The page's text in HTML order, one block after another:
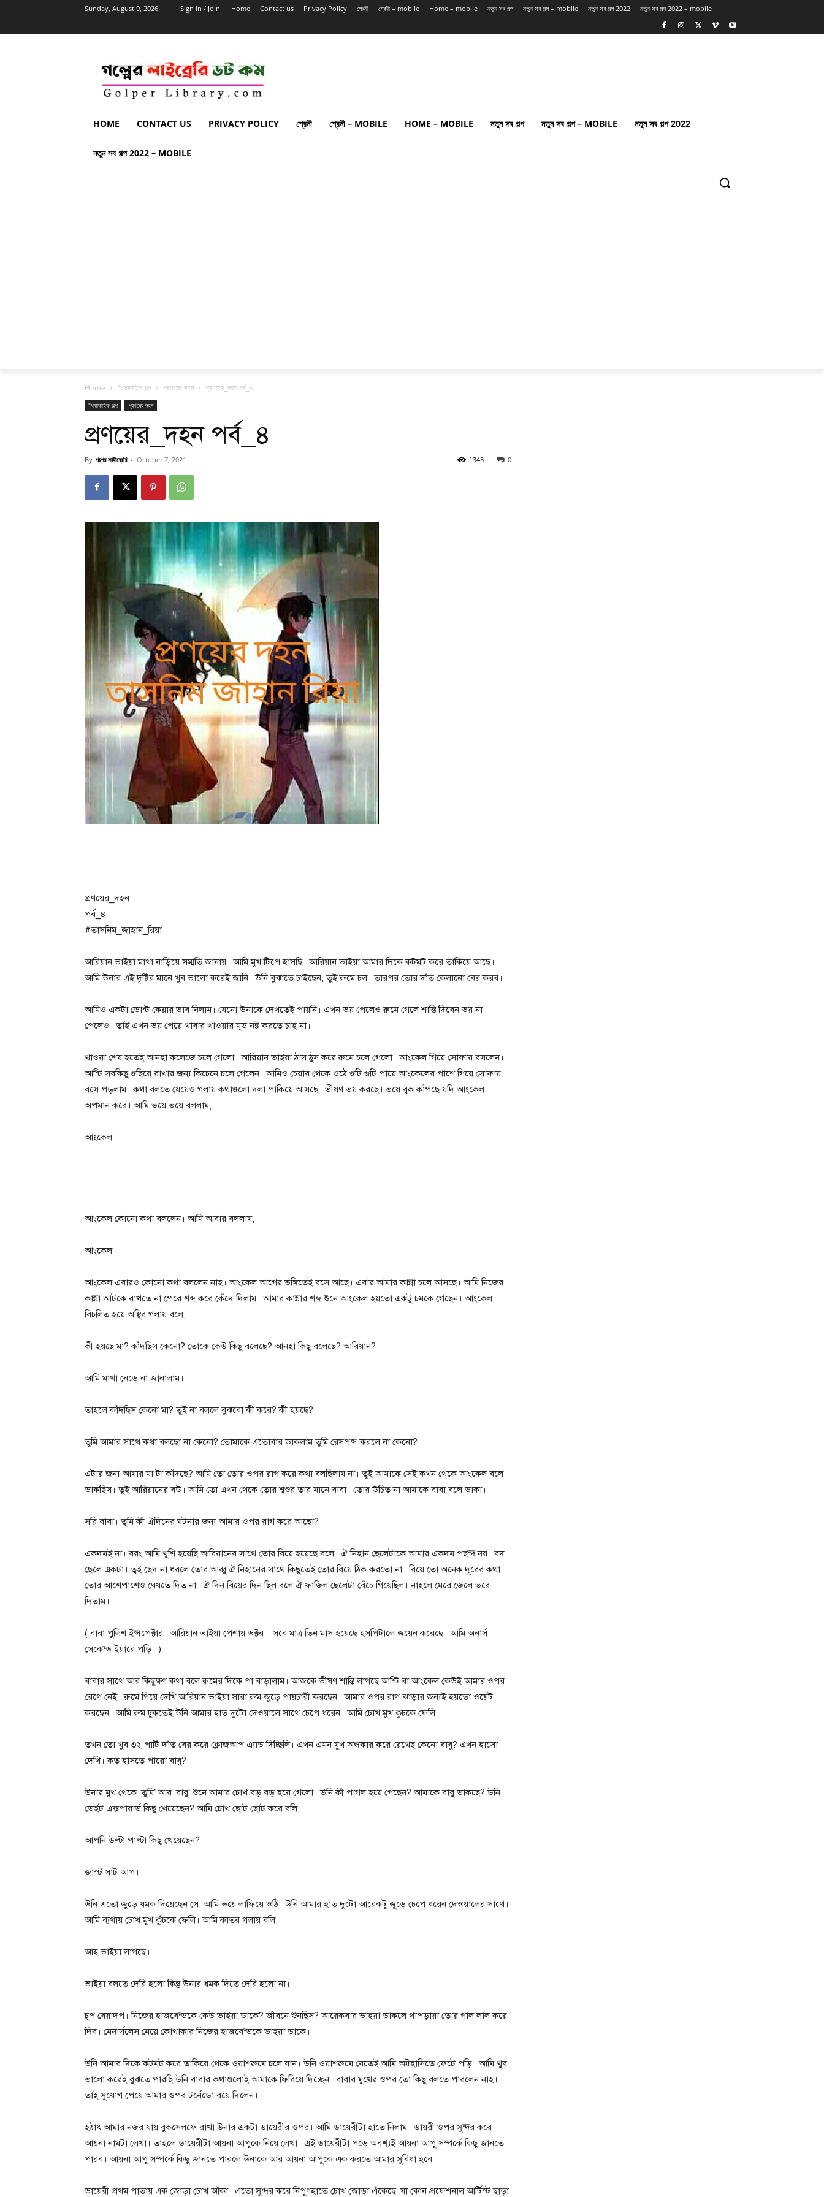
Sunday, August 9, 2026 Sign in / Join Home Contact us Privacy Policy শ্রেনী শ্রেনী – mobile Home – mobile নতুন সব গল্প নতুন সব গল্প – mobile নতুন সব গল্প 2022 নতুন সব গল্প 2022 – mobile
HOME CONTACT US PRIVACY POLICY শ্রেনী শ্রেনী – MOBILE HOME – MOBILE নতুন সব গল্প নতুন সব গল্প – MOBILE নতুন সব গল্প 2022
নতুন সব গল্প 2022 – MOBILE
Home "ধারাবাহিক গল্প প্রণয়ের দহন প্রণয়ের_দহন পর্ব_৪
"ধারাবাহিক গল্প প্রণয়ের দহন
প্রণয়ের_দহন পর্ব_৪
By গল্পের লাইব্রেরি - October 7, 2021 0
1343
প্রণয়ের_দহন
পর্ব_৪
#তাসনিম_জাহান_রিয়া
আরিয়ান ভাইয়া মাথা নাড়িয়ে সম্মতি জানায়। আমি মুখ টিপে হাসছি। আরিয়ান ভাইয়া আমার দিকে কটমট করে তাকিয়ে আছে।
আমি উনার এই দৃষ্টির মানে খুব ভালো করেই জানি। উনি বুঝাতে চাইছেন, তুই রুমে চল। তারপর তোর দাঁত কেলানো বের করব।
আমিও একটা ডোন্ট কেয়ার ভাব নিলাম। যেনো উনাকে দেখতেই পায়নি। এখন ভয় পেলেও রুমে গেলে শাস্তি দিবেন ভয় না
পেলেও। তাই এখন ভয় পেয়ে খাবার খাওয়ার মুড নষ্ট করতে চাই না।
খাওয়া শেষ হতেই আনহা কলেজে চলে গেলো। আরিয়ান ভাইয়া ঠাস ঠুস করে রুমে চলে গেলো। আংকেল গিয়ে সোফায় বসলেন।
আন্টি সবকিছু গুছিয়ে রাখার জন্য কিচেনে চলে গেলেন। আমিও চেয়ার থেকে ওঠে গুটি গুটি পায়ে আংকেলের পাশে গিয়ে সোফায়
বসে পড়লাম। কথা বলতে যেয়েও গলায় কথাগুলো দলা পাকিয়ে আসছে। ভীষণ ভয় করছে। ভয়ে বুক কাঁপছে যদি আংকেল
অপমান করে। আমি ভয়ে ভয়ে বললাম,
আংকেল।
আংকেল কোনো কথা বললেন। আমি আবার বললাম,
আংকেল।
আংকেল এবারও কোনো কথা বললেন নাহ। আংকেল আগের ভঙ্গিতেই বসে আছে। এবার আমার কান্না চলে আসছে। আমি নিজের
কান্না আটকে রাখতে না পেরে শব্দ করে কেঁদে দিলাম। আমার কান্নার শব্দ শুনে আংকেল হয়তো একটু চমকে গেছেন। আংকেল
বিচলিত হয়ে অস্থির গলায় বলে,
কী হয়ছে মা? কাঁদছিস কেনো? তোকে কেউ কিছু বলেছে? আনহা কিছু বলেছে? আরিয়ান?
আমি মাথা নেড়ে না জানালাম।
তাহলে কাঁদছিস কেনো মা? তুই না বললে বুঝবো কী করে? কী হয়ছে?
তুমি আমার সাথে কথা বলছো না কেনো? তোমাকে এতোবার ডাকলাম তুমি রেসপন্স করলে না কেনো?
এটার জন্য আমার মা টা কাঁদছে? আমি তো তোর ওপর রাগ করে কথা বলছিলাম না। তুই আমাকে সেই কখন থেকে আংকেল বলে
ডাকছিস। তুই আরিয়ানের বউ। আমি তো এখন থেকে তোর শ্বশুর তার মানে বাবা। তোর উচিত না আমাকে বাবা বলে ডাকা।
সরি বাবা। তুমি কী ঐদিনের ঘটনার জন্য আমার ওপর রাগ করে আছো?
একদমই না। বরং আমি খুশি হয়েছি আরিয়ানের সাথে তোর বিয়ে হয়েছে বলে। ঐ নিহান ছেলেটাকে আমার একদম পছন্দ নয়। বদ
ছেলে একটা। তুই ছেদ না ধরলে তোর আব্বু ঐ নিহানের সাথে কিছুতেই তোর বিয়ে ঠিক করতো না। বিয়ে তো অনেক দূরের কথা
তোর আশেপাশেও ঘেষতে দিত না। ঐ দিন বিয়ের দিন ছিল বলে ঐ ফাজিল ছেলেটা বেঁচে গিয়েছিল। নাহলে মেরে জেলে ভরে
দিতাম।
( বাবা পুলিশ ইন্সপেক্টার। আরিয়ান ভাইয়া পেশায় ডক্টর । সবে মাত্র তিন মাস হয়েছে হসপিটালে জয়েন করেছে। আমি অনার্স
সেকেন্ড ইয়ারে পড়ি। )
বাবার সাথে আর কিছুক্ষণ কথা বলে রুমের দিকে পা বাড়ালাম। আজকে ভীষণ শান্তি লাগছে আন্টি বা আংকেল কেউই আমার ওপর
রেগে নেই। রুমে গিয়ে দেখি আরিয়ান ভাইয়া সারা রুম জুড়ে পায়চারী করছেন। আমার ওপর রাগ ঝাড়ার জন্যই হয়তো ওয়েট
করছেন। আমি রুম ঢুকতেই উনি আমার হাত দুটো দেওয়ালে সাথে চেপে ধরেন। আমি চোখ মুখ কুচকে ফেলি।
তখন তো খুব ৩২ পাটি দাঁত বের করে ক্লোজআপ এ্যাড দিচ্ছিলি। এখন এমন মুখ অন্ধকার করে রেখেছ কেনো বাবু? এখন হাসো
দেখি। কত হাসতে পারো বাবু?
উনার মুখ থেকে ‘তুমি’ আর ‘বাবু’ শুনে আমার চোখ বড় বড় হয়ে গেলো। উনি কী পাগল হয়ে গেছেন? আমাকে বাবু ডাকছে? উনি
ডেইট এক্সপায়ার্ড কিছু খেয়েছেন? আমি চোখ ছোট ছোট করে বলি,
আপনি উল্টা পাল্টা কিছু খেয়েছেন?
জাস্ট সাট আপ।
উনি এতো জুড়ে ধমক দিয়েছেন সে, আমি ভয়ে লাফিয়ে ওঠি। উনি আমার হাত দুটো আরেকটু জুড়ে চেপে ধরেন দেওয়ালের সাথে।
আমি ব্যথায় চোখ মুখ কুঁচকে ফেলি। আমি কাতর গলায় বলি,
আহ ভাইয়া লাগছে।
ভাইয়া বলতে দেরি হলো কিন্তু উনার ধমক দিতে দেরি হলো না।
চুপ বেয়াদপ। নিজের হাজবেন্ডকে কেউ ভাইয়া ডাকে? জীবনে শুনছিস? আরেকবার ভাইয়া ডাকলে থাপড়ায়া তোর গাল লাল করে
দিব। মেনার্সলেস মেয়ে কোথাকার নিজের হাজবেন্ডকে ভাইয়া ডাকে।
উনি আমার দিকে কটমট করে তাকিয়ে থেকে ওয়াশরুমে চলে যান। উনি ওয়াশরুমে যেতেই আমি অট্টহাসিতে ফেটে পড়ি। আমি খুব
ভালো করেই বুঝতে পারছি উনি বাবার কথাগুলোই আমাকে ফিরিয়ে দিচ্ছেন। বাবার মুখের ওপর তো কিছু বলতে পারলেন নাহ।
তাই সুযোগ পেয়ে আমার ওপর টর্নেডো বয়ে দিলেন।
হঠাৎ আমার নজর যায় বুকসেলফে রাখা উনার একটা ডায়েরীর ওপর। আমি ডায়েরীটা হাতে নিলাম। ডায়রী ওপর সুন্দর করে
আয়না নামটা লেখা। তাহলে ডায়েরীটা আয়না আপুকে নিয়ে লেখা। এই ডায়েরীটা পড়ে অবশ্যই আয়না আপু সম্পর্কে কিছু জানতে
পারব। আয়না আপু সম্পর্কে কিছু জানতে পারলে উনাকে আর আয়না আপুকে এক করতে আমার সুবিধা হবে।
ডায়েরী প্রথম পাতায় এক জোড়া চোখ আঁকা। এতো সুন্দর করে নিপুণহাতে চোখ জোড়া এঁকেছে।যা কোন প্রফেশনাল আর্টিস্ট ছাড়া